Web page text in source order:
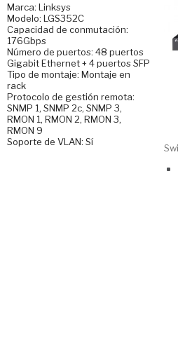
Marca: Linksys
Modelo: LGS352C
Capacidad de conmutación:
176Gbps
Número de puertos: 48 puertos
Gigabit Ethernet + 4 puertos SFP
Tipo de montaje: Montaje en
rack
Protocolo de gestión remota:
SNMP 1, SNMP 2c, SNMP 3,
RMON 1, RMON 2, RMON 3,
RMON 9
Soporte de VLAN: Sí